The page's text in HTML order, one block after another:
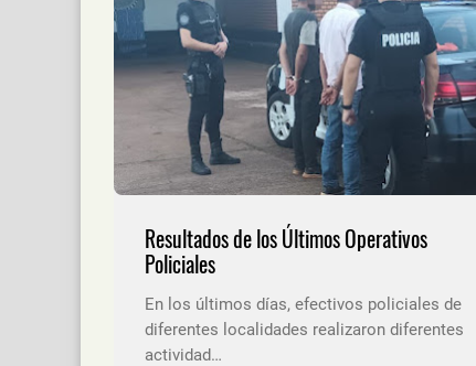
Resultados de los Últimos Operativos
Policiales
En los últimos días, efectivos policiales de
diferentes localidades realizaron diferentes
actividad…